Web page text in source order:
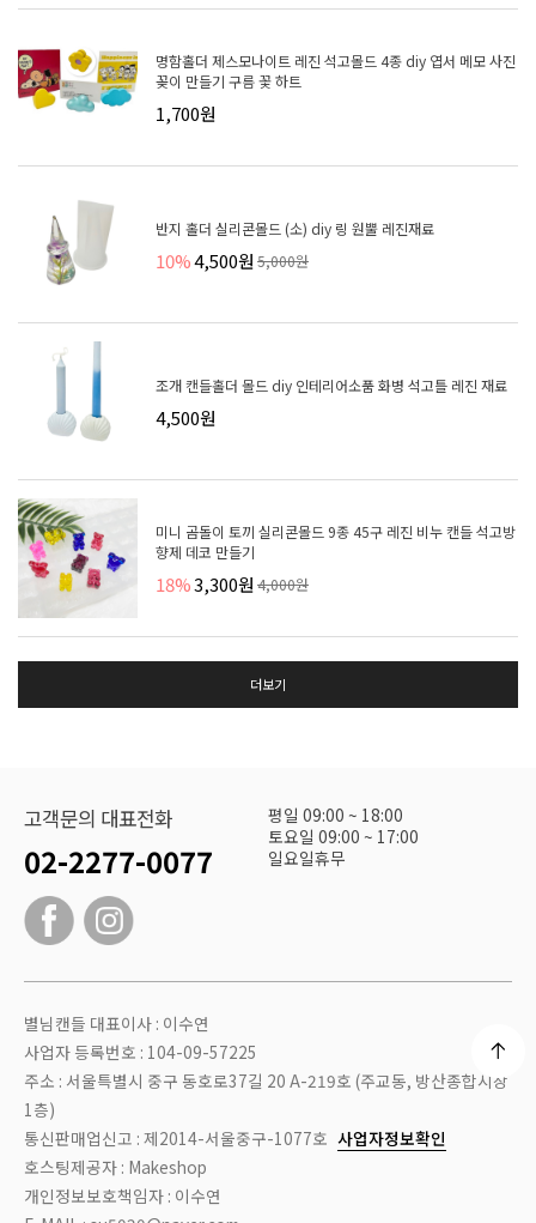
명함홀더 제스모나이트 레진 석고몰드 4종 diy 엽서 메모 사진
꽂이 만들기 구름 꽃 하트
1,700원
반지 홀더 실리콘몰드 (소) diy 링 원뿔 레진재료
10%4,500원 5,000원
조개 캔들홀더 몰드 diy 인테리어소품 화병 석고틀 레진 재료
4,500원
미니 곰돌이 토끼 실리콘몰드 9종 45구 레진 비누 캔들 석고방
향제 데코 만들기
18%3,300원 4,000원
더보기
고객문의 대표전화
02-2277-0077
평일 09:00 ~ 18:00
토요일 09:00 ~ 17:00
일요일휴무
별님캔들 대표이사 : 이수연
사업자 등록번호 : 104-09-57225
주소 : 서울특별시 중구 동호로37길 20 A-219호 (주교동, 방산종합시장
1층)
통신판매업신고 : 제2014-서울중구-1077호 사업자정보확인
호스팅제공자 : Makeshop
개인정보보호책임자 : 이수연